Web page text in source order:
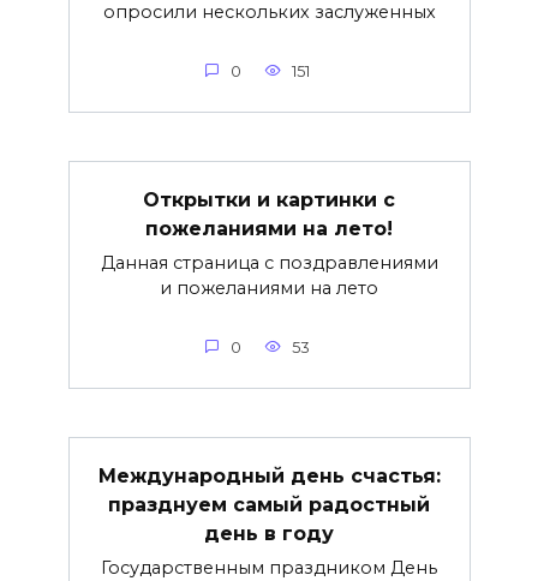
опросили нескольких заслуженных
0 151
Открытки и картинки с
пожеланиями на лето!
Данная страница с поздравлениями
и пожеланиями на лето
0 53
Международный день счастья:
празднуем самый радостный
день в году
Государственным праздником День